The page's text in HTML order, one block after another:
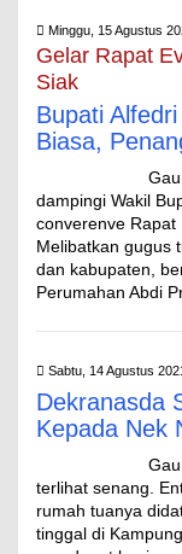
Minggu, 15 Agustus
Gelar Rapat
Siak
Bupati
Biasa,
dampingi Wakil
converenve Rapat
Melibatkan gugus
dan kabupaten,
Perumahan Abdi
Sabtu, 14 Agustus
Dekranasda
Kepada Nek
terlihat senang.
rumah tuanya
tinggal di